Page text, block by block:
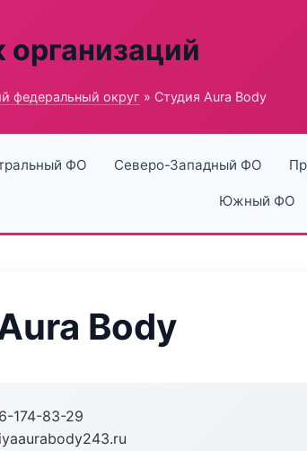
федеральный округ » Студия Aura Body
ФО Северо-Западный ФО
Южный ФО
Body
174-83-29